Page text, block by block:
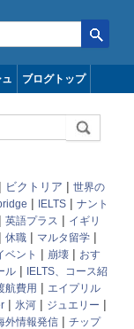
ブログトップ
| ビクトリア | 世界の
| IELTS | ナント
| 英語プラス | イギリ
| 休職 | マルタ留学 |
ベント | 崩壊 | おす
ル |
IELTS、コース紹
航費用 | エイプリル
| 氷河 | ジュエリー |
外情報発信 | チップ